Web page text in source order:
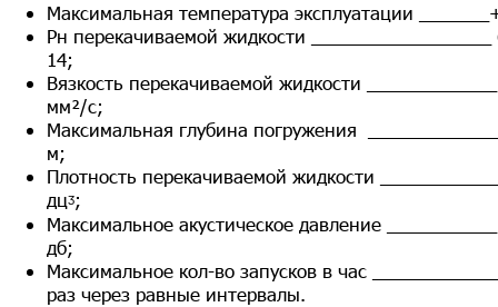
Максимальная температура эксплуатации
Рн перекачиваемой жидкости
14;
Вязкость перекачиваемой жидкости
мм²/с;
Максимальная глубина погружения
м;
Плотность перекачиваемой жидкости
дцᶾ;
Максимальное акустическое давление
дб;
Максимальное кол-во запусков в час
раз через равные интервалы.